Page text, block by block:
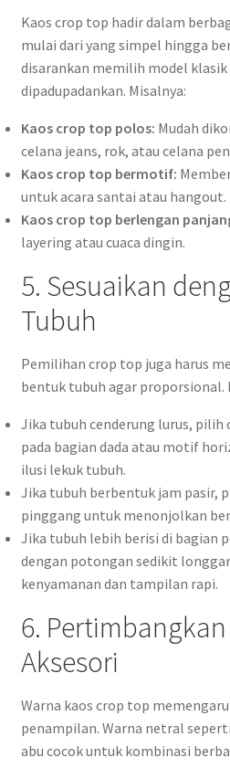
Kaos crop top hadir dalam
mulai dari yang simpel hingga
disarankan memilih model klasik
dipadupadankan. Misalnya:
Kaos crop top polos: Mudah
celana jeans, rok, atau celana
Kaos crop top bermotif:
untuk acara santai atau hangout.
Kaos crop top berlengan
layering atau cuaca dingin.
5. Sesuaikan
Tubuh
Pemilihan crop top juga harus
bentuk tubuh agar proporsional.
Jika tubuh cenderung lurus,
pada bagian dada atau motif
ilusi lekuk tubuh.
Jika tubuh berbentuk jam pasir,
pinggang untuk menonjolkan
Jika tubuh lebih berisi di bagian
dengan potongan sedikit
kenyamanan dan tampilan rapi.
6.
Aksesori
Warna kaos crop top
penampilan. Warna netral
abu cocok untuk kombinasi